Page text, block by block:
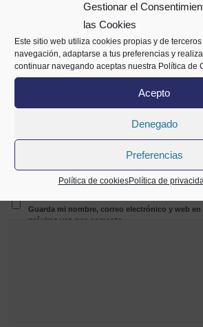
Gestionar el
las Cookies
Este sitio web utiliza cookies propias y de
navegación, adaptarse a tus preferencias y
continuar navegando aceptas nuestra Política de
Acepto
Denegado
Preferencias
Política de cookiesPolítica de
Siéntete libre de contribuir!
Web
Guarda mi nombre, correo electrónico y web en
próxima vez que comente.